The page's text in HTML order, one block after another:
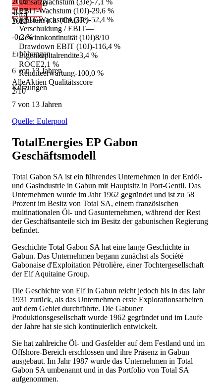
2022
2023
2014
Umsatzwachstum (3Je)-7,1 %
EBIT-Wachstum (10J)-29,6 %
EBIT-Wachstum (3Je)-52,4 %
Verschuldung / EBIT—
Gewinnkontinuität (10J)8/10
Drawdown EBIT (10J)-116,4 %
Eigenkapitalrendite3,4 %
ROCE2,1 %
Renditeerwartung-100,0 %
AlleAktien Qualitätsscore
2/10
20.55 USD
Wachstum p.a. (CAGR)
-0,2 %
Erhöhungen
6 von 13 Jahren
Kürzungen
7 von 13 Jahren
Quelle: Eulerpool
TotalEnergies EP Gabon
Geschäftsmodell
Total Gabon SA ist ein führendes Unternehmen in der Erdöl-
und Gasindustrie in Gabun mit Hauptsitz in Port-Gentil. Das
Unternehmen wurde im Jahr 1962 gegründet und ist zu 58
Prozent im Besitz von Total SA, einem französischen
multinationalen Öl- und Gasunternehmen, während der Rest
der Geschäftsanteile sich im Besitz der gabunischen Regierung
befindet.
Geschichte Total Gabon SA hat eine lange Geschichte in
Gabun. Das Unternehmen begann zunächst als Société
Gabonaise d'Exploitation Pétrolière, einer Tochtergesellschaft
der Elf Aquitaine Group.
Die Geschichte von Elf in Gabun reicht jedoch bis in das Jahr
1931 zurück, als das Unternehmen erste Explorationsarbeiten
auf dem Gebiet durchführte. Die Gabuner
Produktionsgesellschaft wurde 1962 gegründet und im Laufe
der Jahre hat sie sich kontinuierlich entwickelt.
Sie hat zahlreiche Öl- und Gasfelder auf dem Festland und im
Offshore-Bereich erschlossen und ihre Präsenz in Gabun
ausgebaut. Im Jahr 1987 wurde das Unternehmen in Total
Gabon SA umbenannt und in das Portfolio von Total SA
aufgenommen.